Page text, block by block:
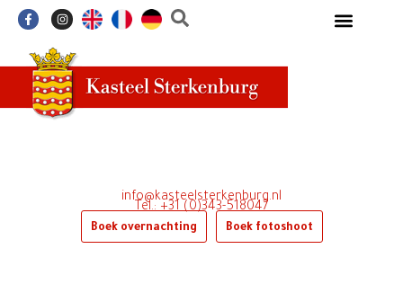
inhoud
F
a
b
o
o
k
-
I
n
a
g
r
a
m
Boek overnachting Boek fotoshoot
Tel.: +31 (0)343-518047
info@kasteelsterkenburg.nl